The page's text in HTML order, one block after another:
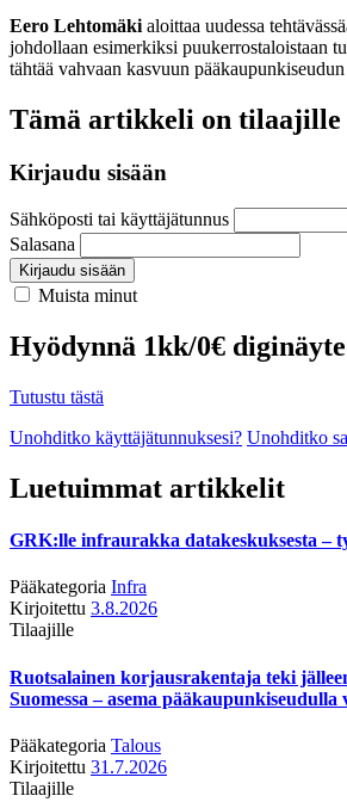
Eero Lehtomäki aloittaa uudessa
johdollaan esimerkiksi puukerrostaloistaan
tähtää vahvaan kasvuun
Tämä artikkeli on tilaajille
Kirjaudu sisään
Sähköposti tai käyttäjätunnus
Salasana
Kirjaudu sisään
Muista minut
Hyödynnä 1kk/0€
Tutustu tästä
Unohditko käyttäjätunnuksesi? Unohditko
Luetuimmat artikkelit
GRK:lle infraurakka datakeskuksesta –
Pääkategoria Infra
Kirjoitettu 3.8.2026
Tilaajille
Ruotsalainen korjausrakentaja teki
Suomessa – asema pääkaupunkiseudulla
Pääkategoria Talous
Kirjoitettu 31.7.2026
Tilaajille